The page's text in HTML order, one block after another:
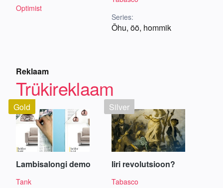
Optimist
Series:
Õhu, öö, hommik
Reklaam
Trükireklaam
Lambisalongi demo
Tank
Gold
Iiri revolutsioon?
Tabasco
Silver